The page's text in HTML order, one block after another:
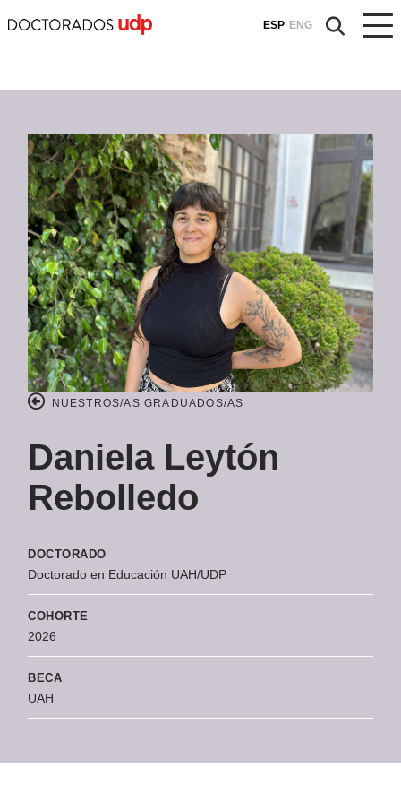
ESP ENG
NUESTROS/AS GRADUADOS/AS
Daniela Leytón
Rebolledo
DOCTORADO
Doctorado en Educación UAH/UDP
COHORTE
2026
BECA
UAH